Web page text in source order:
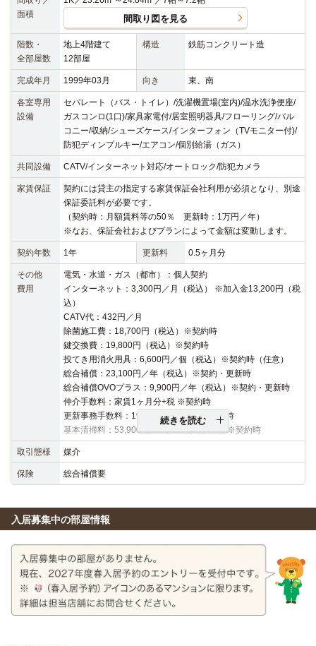
面積
間取り図を見る
階数・
全部屋数
地上4階建て
12部屋
構造 鉄筋コンクリート造
完成年月 1999年03月 向き 東、南
各室専用
設備
セパレート（バス・トイレ）/洗濯機置場(室内)/温水洗浄便座/
ガスコンロ(1口)/家具家電付/居室照明器具/フローリング/バル
コニー/収納/シューズケース/インターフォン（TVモニター付)/
防犯ディンプルキー/エアコン/個別給湯（ガス）
共同設備 CATV/インターネット対応/オートロック/防犯カメラ
家賃保証
契約には貸主の指定する家賃保証会社利用が必須となり、別途
保証委託料が必要です。
（契約時：月額賃料等の50％ 更新時：1万円／年）
※なお、保証会社およびプランによって金額は変動します。
契約年数 1年 更新料 0.5ヶ月分
その他
費用
電気・水道・ガス（都市）：個人契約
インターネット：3,300円／月（税込） ※加入金13,200円（税
込）
CATV代：432円／月
除菌施工費：18,700円（税込）※契約時
鍵交換費：19,800円（税込）※契約時
投てき用消火用具：6,600円／個（税込）※契約時（任意）
総合補償：23,100円／年（税込）※契約・更新時
総合補償OVOプラス：9,900円／年（税込）※契約・更新時
仲介手数料：家賃1ヶ月分+税 ※契約時
更新事務手数料：19,800円（税込）※更新時
基本清掃料：53,900円～57,200円（税込）※契約時
続きを読む
取引態様 媒介
保険 総合補償要
入居募集中の部屋情報